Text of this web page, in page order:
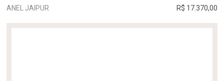
ANEL JAIPUR R$ 17.370,00